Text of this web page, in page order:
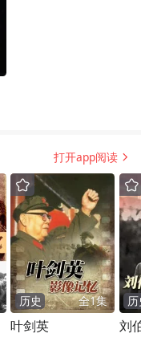
打开app阅读
历史 全1集
叶剑英 刘